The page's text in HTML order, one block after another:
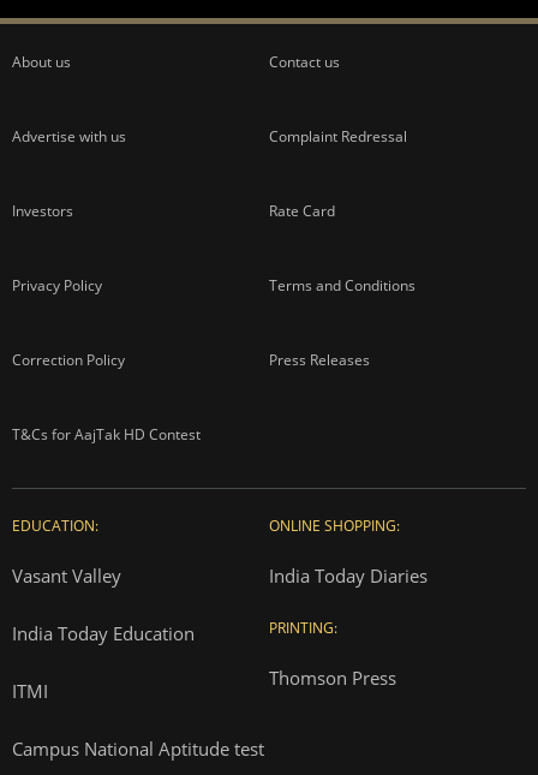
About us Contact us
Advertise with us Complaint Redressal
Investors Rate Card
Privacy Policy Terms and Conditions
Correction Policy Press Releases
T&Cs for AajTak HD Contest
EDUCATION:
Vasant Valley
India Today Education
ITMI
Campus National Aptitude test
ONLINE SHOPPING:
India Today Diaries
PRINTING:
Thomson Press